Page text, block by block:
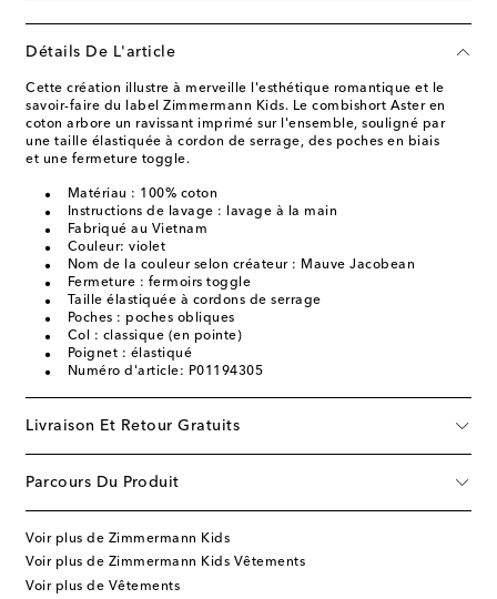
Détails De L'article
Cette création illustre à merveille l'esthétique romantique et le
savoir-faire du label Zimmermann Kids. Le combishort Aster en
coton arbore un ravissant imprimé sur l'ensemble, souligné par
une taille élastiquée à cordon de serrage, des poches en biais
et une fermeture toggle.
Matériau : 100% coton
Instructions de lavage : lavage à la main
Fabriqué au Vietnam
Couleur: violet
Nom de la couleur selon créateur : Mauve Jacobean
Fermeture : fermoirs toggle
Taille élastiquée à cordons de serrage
Poches : poches obliques
Col : classique (en pointe)
Poignet : élastiqué
Numéro d'article: P01194305
Livraison Et Retour Gratuits
Parcours Du Produit
Voir plus de Zimmermann Kids
Voir plus de Zimmermann Kids Vêtements
Voir plus de Vêtements